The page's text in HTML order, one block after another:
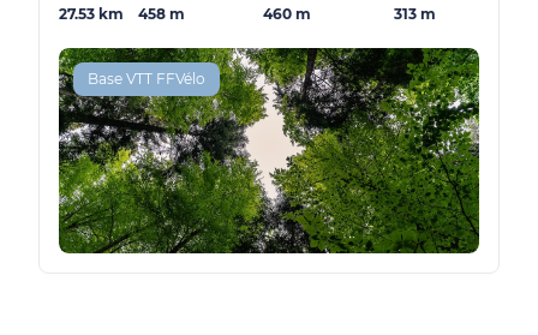
27.53 km 458 m 460 m 313 m
Base VTT FFVélo